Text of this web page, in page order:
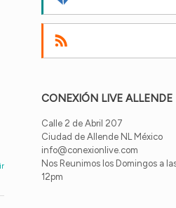
CONEXIÓN LIVE ALLENDE
Calle 2 de Abril 207
Ciudad de Allende NL México
info@conexionlive.com
Nos Reunimos los Domingos a
12pm